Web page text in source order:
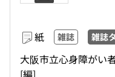
紙 雑誌 雑誌
大阪市立心身障がい
[編]